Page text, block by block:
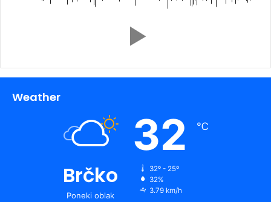
Weather
Brčko
Poneki oblak
32 ℃
32º - 25º
32%
3.79 km/h